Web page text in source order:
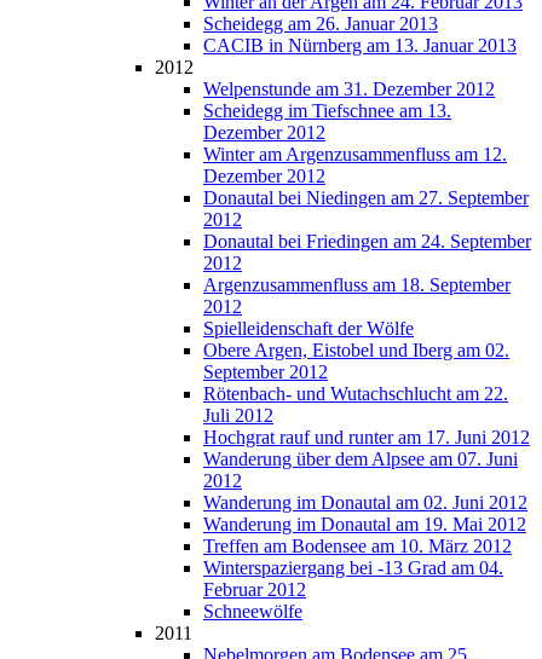
Scheidegg am 26. Januar 2013
CACIB in Nürnberg am 13. Januar 2013
2012
Welpenstunde am 31. Dezember 2012
Scheidegg im Tiefschnee am 13.
Dezember 2012
Winter am Argenzusammenfluss am 12.
Dezember 2012
Donautal bei Niedingen am 27. September
2012
Donautal bei Friedingen am 24. September
2012
Argenzusammenfluss am 18. September
2012
Spielleidenschaft der Wölfe
Obere Argen, Eistobel und Iberg am 02.
September 2012
Rötenbach- und Wutachschlucht am 22.
Juli 2012
Hochgrat rauf und runter am 17. Juni 2012
Wanderung über dem Alpsee am 07. Juni
2012
Wanderung im Donautal am 02. Juni 2012
Wanderung im Donautal am 19. Mai 2012
Treffen am Bodensee am 10. März 2012
Winterspaziergang bei -13 Grad am 04.
Februar 2012
Schneewölfe
2011